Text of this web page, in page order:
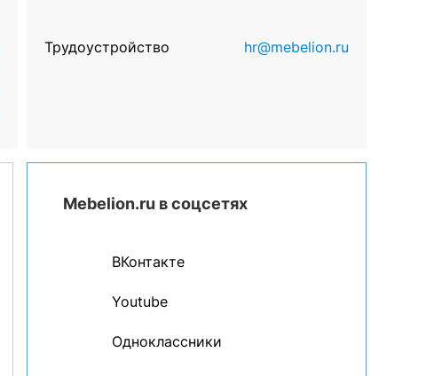
Трудоустройство hr@mebelion.ru
Mebelion.ru в соцсетях
ВКонтакте
Youtube
Одноклассники